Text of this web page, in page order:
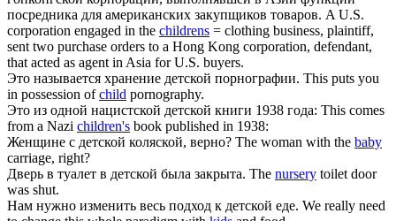
посредника для американских закупщиков товаров. A U.S.
corporation engaged in the childrens = clothing business, plaintiff,
sent two purchase orders to a Hong Kong corporation, defendant,
that acted as agent in Asia for U.S. buyers.
Это называется хранение детской порнографии. This puts you
in possession ofchild pornography.
Это из одной нацистской детской книги 1938 года: This comes
from a Nazi children's book published in 1938:
Женщине с детской коляской, верно? The woman with the baby
carriage, right?
Дверь в туалет в детской была закрыта. The nursery toilet door
was shut.
Нам нужно изменить весь подход к детской еде. We really need